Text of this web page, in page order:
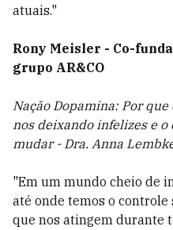
atuais."
Rony Meisler - Co-
grupo AR&CO
Nação Dopamina: Por
nos deixando infelizes e
mudar - Dra. Anna
"Em um mundo cheio de
até onde temos o
que nos atingem durante